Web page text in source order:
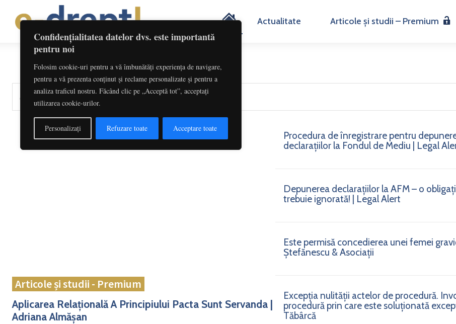
Confidențialitatea datelor dvs. este importantă
pentru noi
Folosim cookie-uri pentru a vă îmbunătăți experiența de navigare,
pentru a vă prezenta conținut și reclame personalizate și pentru a
analiza traficul nostru. Făcând clic pe „Acceptă tot”, acceptați
utilizarea cookie-urilor.
Personalizați Refuzare toate Acceptare toate
H Actualitate Articole și studii – Premium
cuvinte-cheie, titlu articol, autor
Articole și studii - Premium
Aplicarea Relațională A Principiului Pacta Sunt Servanda |
Adriana Almășan
Procedura de înregistrare pentru
declarațiilor la Fondul de Mediu | Legal
Depunerea declarațiilor la AFM – o
trebuie ignorată! | Legal Alert
Este permisă concedierea unei femei
Ștefănescu & Asociații
Excepția nulității actelor de procedură.
procedură prin care este soluționată
Tăbârcă